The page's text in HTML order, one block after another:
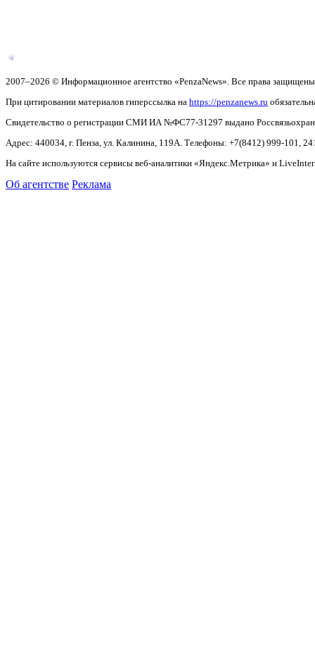
2007–2026 © Информационное агентство «PenzaNews». Все права
При цитировании материалов гиперссылка на https://penzanews.ru
Свидетельство о регистрации СМИ ИА №ФС77-31297 выдано
Адрес: 440034, г. Пенза, ул. Калинина, 119А. Телефоны: +7(8412) 999-101,
На сайте используются сервисы веб-аналитики «Яндекс.Метрика» и
Об агентстве Реклама